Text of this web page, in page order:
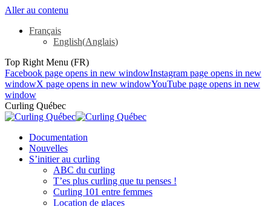
Aller au contenu
Français
English(Anglais)
Top Right Menu (FR)
Facebook page opens in new windowInstagram page opens in new
windowX page opens in new windowYouTube page opens in new
window
Curling Québec
Documentation
Nouvelles
S’initier au curling
ABC du curling
T’es plus curling que tu penses !
Curling 101 entre femmes
Location de glaces